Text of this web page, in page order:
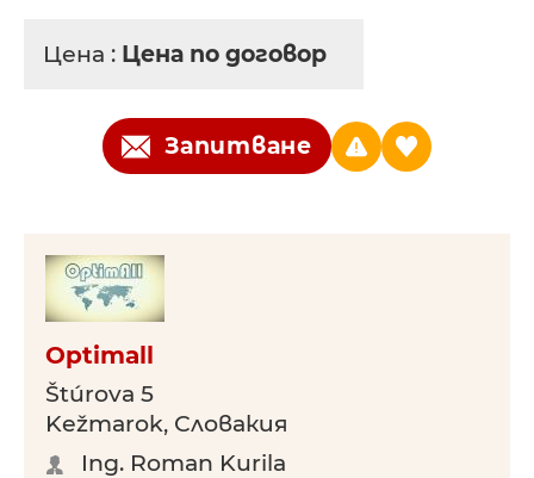
Цена : Цена по договор
Запитване
Optimall
Štúrova 5
Kežmarok, Словакия
Ing. Roman Kurila